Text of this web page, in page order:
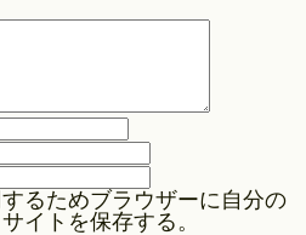
るためブラウザーに自分の
イトを保存する。